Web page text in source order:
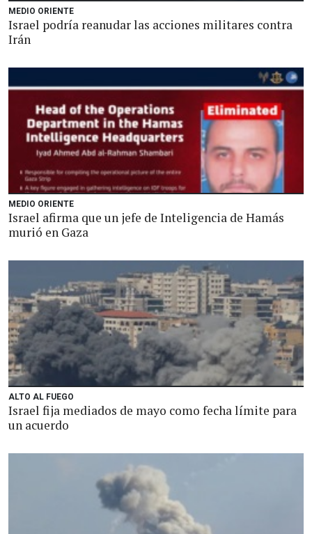
MEDIO ORIENTE
Israel podría reanudar las acciones militares contra
Irán
MEDIO ORIENTE
Israel afirma que un jefe de Inteligencia de Hamás
murió en Gaza
ALTO AL FUEGO
Israel fija mediados de mayo como fecha límite para
un acuerdo